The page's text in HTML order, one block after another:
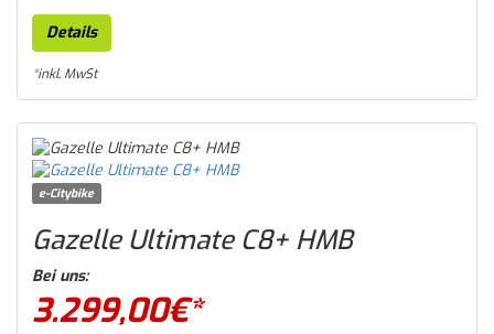
Details
*inkl. MwSt
e-Citybike
Gazelle Ultimate C8+ HMB
Bei uns:
3.299,00€*